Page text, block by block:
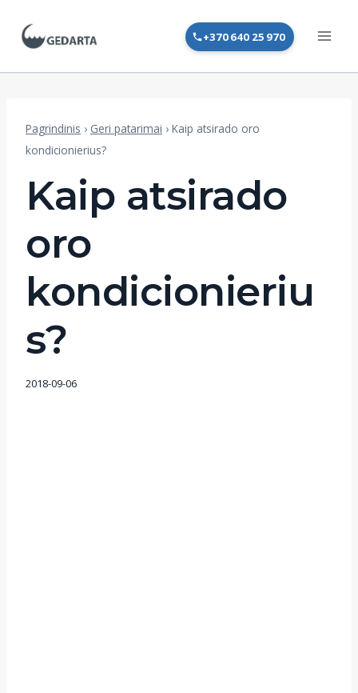
+370 640 25 970
Pagrindinis › Geri patarimai › Kaip atsirado oro
kondicionierius?
Kaip atsirado
oro
kondicionieriu
s?
2018-09-06